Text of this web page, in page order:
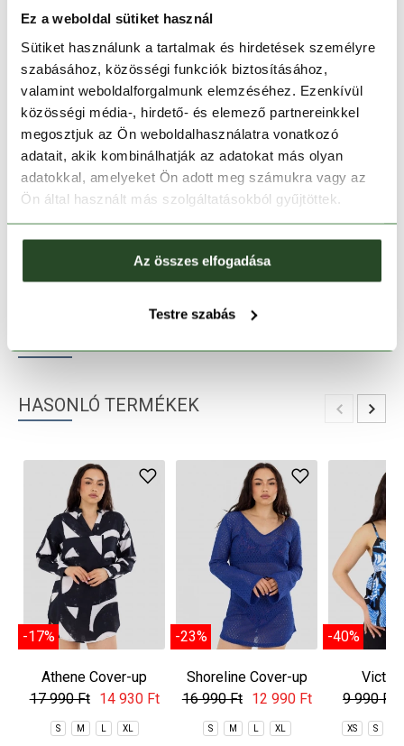
Ez a weboldal sütiket használ
Sütiket használunk a tartalmak és hirdetések személyre
szabásához, közösségi funkciók biztosításához,
valamint weboldalforgalmunk elemzéséhez. Ezenkívül
közösségi média-, hirdető- és elemező partnereinkkel
megosztjuk az Ön weboldalhasználatra vonatkozó
adatait, akik kombinálhatják az adatokat más olyan
adatokkal, amelyeket Ön adott meg számukra vagy az
Ön által használt más szolgáltatásokból gyűjtöttek.
Az összes elfogadása
Testre szabás
S M
Kosárba teszem
Melyik üzletben elérhető|Foglalás
30 napos visszaküldés
1-2 munkanapos szállítás
HASONLÓ TERMÉKEK
-17%
Athene Cover-up
17 990 Ft
14 930 Ft
S M XL
-23%
Shoreline Cover-up
16 990 Ft 12 990 Ft
S M XL
-40%
9 990 Ft
XS S